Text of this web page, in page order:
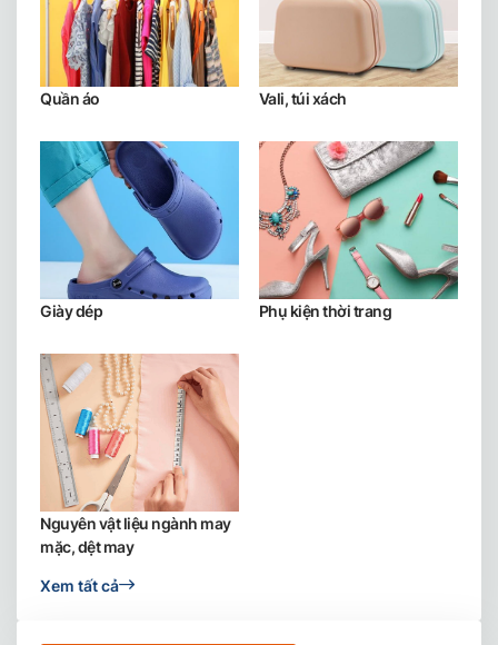
Quần áo Vali, túi xách
Giày dép Phụ kiện thời trang
Nguyên vật liệu ngành may
mặc, dệt may
Xem tất cả